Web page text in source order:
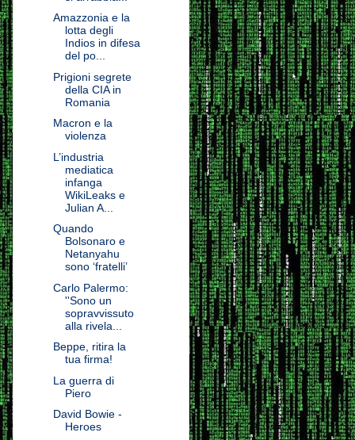
Amazzonia e la
lotta degli
Indios in difesa
del po...
Prigioni segrete
della CIA in
Romania
Macron e la
violenza
L’industria
mediatica
infanga
WikiLeaks e
Julian A...
Quando
Bolsonaro e
Netanyahu
sono ‘fratelli’
Carlo Palermo:
''Sono un
sopravvissuto
alla rivela...
Beppe, ritira la
tua firma!
La guerra di
Piero
David Bowie -
Heroes